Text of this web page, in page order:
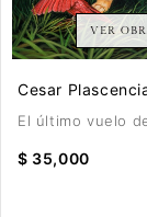
VER
Cesar
El último vuelo
$ 35,000